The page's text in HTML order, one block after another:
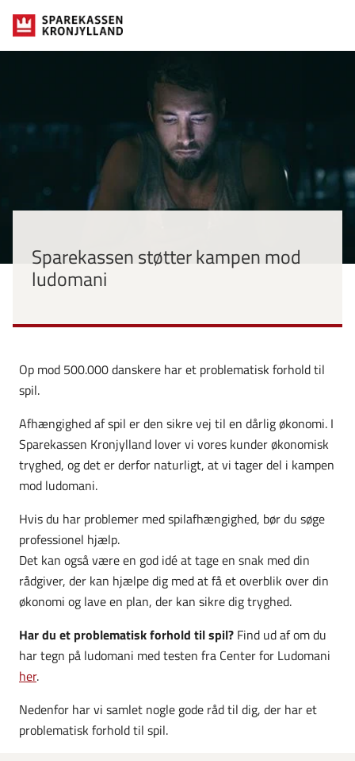
Sparekassen støtter kampen mod
ludomani
Op mod 500.000 danskere har et problematisk forhold til
spil.
Afhængighed af spil er den sikre vej til en dårlig økonomi. I
Sparekassen Kronjylland lover vi vores kunder økonomisk
tryghed, og det er derfor naturligt, at vi tager del i kampen
mod ludomani.
Hvis du har problemer med spilafhængighed, bør du søge
professionel hjælp.
Det kan også være en god idé at tage en snak med din
rådgiver, der kan hjælpe dig med at få et overblik over din
økonomi og lave en plan, der kan sikre dig tryghed.
Har du et problematisk forhold til spil? Find ud af om du
har tegn på ludomani med testen fra Center for Ludomani
her.
Nedenfor har vi samlet nogle gode råd til dig, der har et
problematisk forhold til spil.